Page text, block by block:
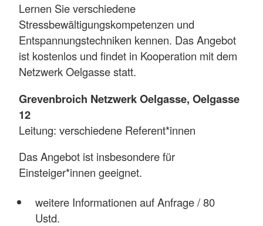
Lernen Sie verschiedene
Stressbewältigungskompetenzen und
Entspannungstechniken kennen. Das Angebot
ist kostenlos und findet in Kooperation mit dem
Netzwerk Oelgasse statt.
Grevenbroich Netzwerk Oelgasse, Oelgasse
12
Leitung: verschiedene Referent*innen
Das Angebot ist insbesondere für
Einsteiger*innen geeignet.
weitere Informationen auf Anfrage / 80
Ustd.